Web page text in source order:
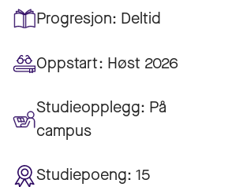
Progresjon: Deltid
Oppstart: Høst 2026
Studieopplegg: På
campus
Studiepoeng: 15